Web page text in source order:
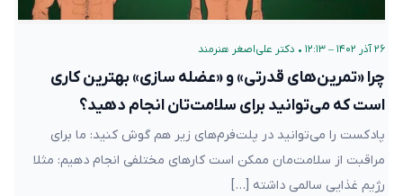
۲۶ آذر ۱۴۰۲ – ۱۲:۱۳ • دکتر علی‌اصغر هنرمند
چرا «تمرین‌های قدرتی» و «عضله سازی» بهترین کاری
است که می‌توانید برای سلامت‌تان انجام دهید؟
پادکست را می‌توانید در پلت‌فرم‌های زیر هم گوش کنید: ما برای
مراقبت از سلامت‌مان ممکن است کارهای مختلفی انجام دهیم: مثلا
رژیم غذایی سالمی داشته […]